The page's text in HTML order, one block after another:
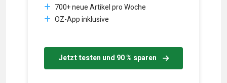
700+ neue Artikel pro Woche
OZ-App inklusive
Jetzt testen und 90 % sparen